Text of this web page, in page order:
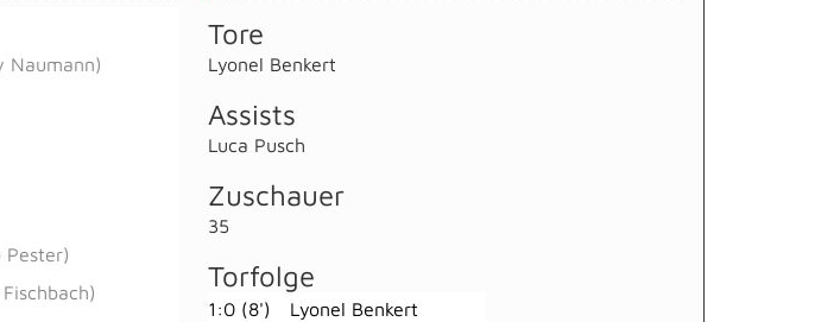
Naumann)
Pester)
)
Tore
Lyonel Benkert
Assists
Luca Pusch
Zuschauer
35
Torfolge
1:0 (8') Lyonel Benkert